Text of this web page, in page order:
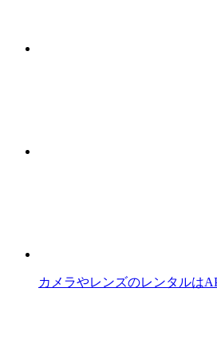
カメラやレンズのレンタルは